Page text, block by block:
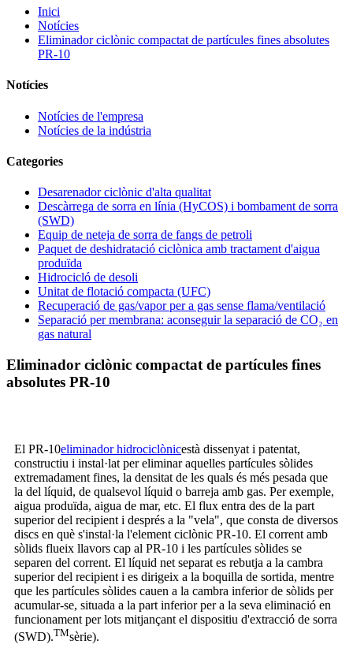
Inici
Notícies
Eliminador ciclònic compactat de partícules fines absolutes
PR-10
Notícies
Notícies de l'empresa
Notícies de la indústria
Categories
Desarenador ciclònic d'alta qualitat
Descàrrega de sorra en línia (HyCOS) i bombament de sorra
(SWD)
Equip de neteja de sorra de fangs de petroli
Paquet de deshidratació ciclònica amb tractament d'aigua
produïda
Hidrocicló de desoli
Unitat de flotació compacta (UFC)
Recuperació de gas/vapor per a gas sense flama/ventilació
Separació per membrana: aconseguir la separació de CO₂ en
gas natural
Eliminador ciclònic compactat de partícules fines
absolutes PR-10
El PR-10eliminador hidrociclònicestà dissenyat i patentat,
constructiu i instal·lat per eliminar aquelles partícules sòlides
extremadament fines, la densitat de les quals és més pesada que
la del líquid, de qualsevol líquid o barreja amb gas. Per exemple,
aigua produïda, aigua de mar, etc. El flux entra des de la part
superior del recipient i després a la "vela", que consta de diversos
discs en què s'instal·la l'element ciclònic PR-10. El corrent amb
sòlids flueix llavors cap al PR-10 i les partícules sòlides se
separen del corrent. El líquid net separat es rebutja a la cambra
superior del recipient i es dirigeix ​​a la boquilla de sortida, mentre
que les partícules sòlides cauen a la cambra inferior de sòlids per
acumular-se, situada a la part inferior per a la seva eliminació en
funcionament per lots mitjançant el dispositiu d'extracció de sorra
(SWD).TMsèrie).